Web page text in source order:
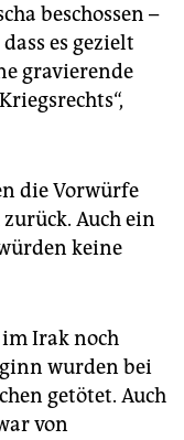
beschossen –
es gezielt
gravierende
die Vorwürfe
Auch ein
keine
Irak noch
wurden bei
getötet. Auch
von